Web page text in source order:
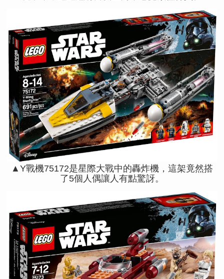
▲Y戰機75172是星際大戰中的轟炸機，這架竟然搭
了5個人偶讓人有點驚訝。